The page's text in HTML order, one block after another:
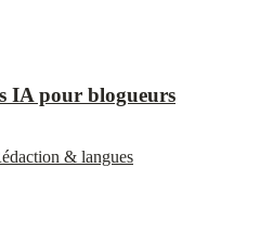
IA pour blogueurs
& langues